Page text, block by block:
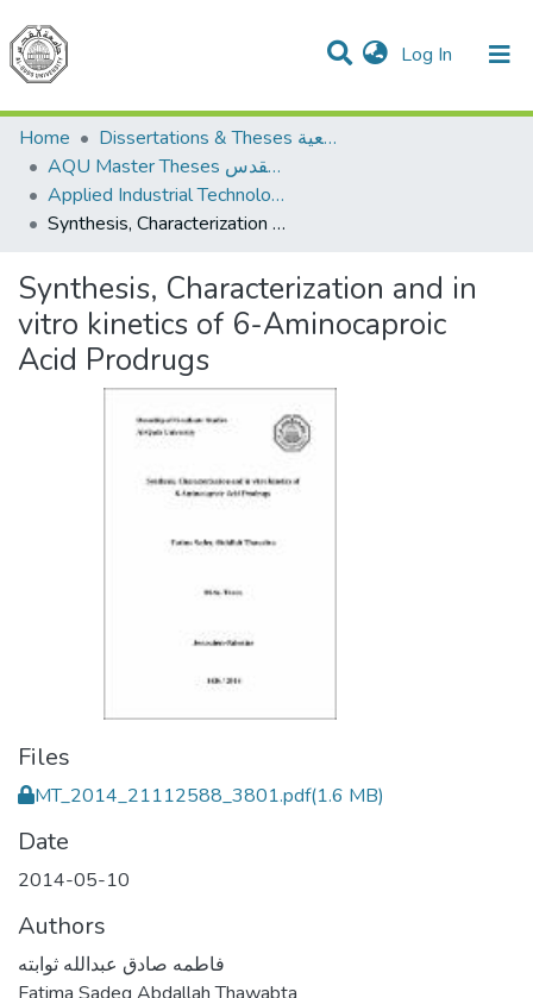
Log In (current)
Communities & Collections
All of DSpace
Home
Dissertations & Theses الرسائل الجامعية
AQU Master Theses الرسائل الجامعية الخاصة بجامعة القدس
Applied Industrial Technology التكنولوجيا التطبيقية والصناعية
Synthesis, Characterization and in vitro kinetics of 6-Aminocaproic Acid Prodrugs
Synthesis, Characterization and in
vitro kinetics of 6-Aminocaproic
Acid Prodrugs
Files
MT_2014_21112588_3801.pdf(1.6 MB)
Date
2014-05-10
Authors
فاطمه صادق عبدالله ثوابته